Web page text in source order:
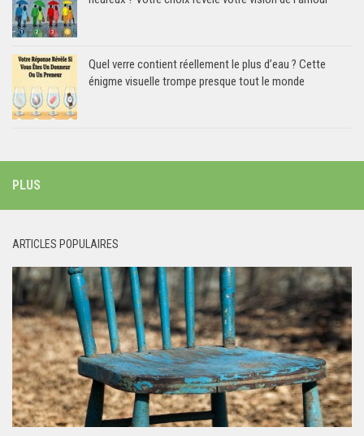
Quel verre contient réellement le plus d’eau ? Cette
énigme visuelle trompe presque tout le monde
PLUS
ARTICLES POPULAIRES